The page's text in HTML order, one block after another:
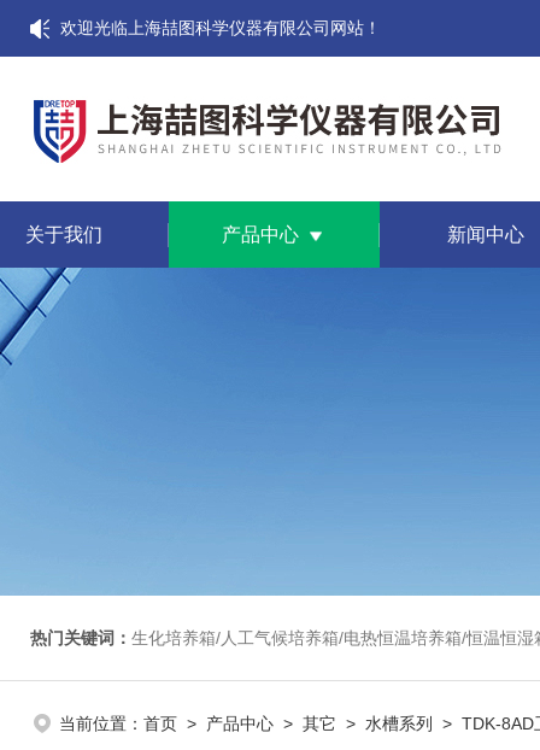
欢迎光临上海喆图科学仪器有限公司网站！
关于我们 产品中心 新闻中心
热门关键词： 生化培养箱/人工气候培养箱/电热恒温培养箱/恒温恒湿箱/光照培养箱/二氧化碳培养箱
当前位置： 首页 > 产品中心 > 其它 > 水槽系列 > TDK-8AD